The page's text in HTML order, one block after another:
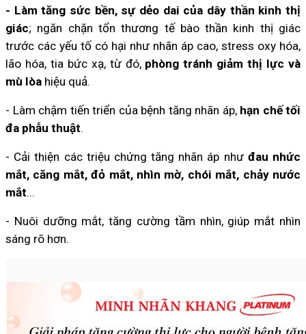
- Làm tăng sức bền, sự dẻo dai của dây thần kinh thị
giác; ngăn chặn tổn thương tế bào thần kinh thị giác
trước các yếu tố có hại như nhãn áp cao, stress oxy hóa,
lão hóa, tia bức xạ, từ đó, phòng tránh giảm thị lực và
mù lòa hiệu quả.
- Làm chậm tiến triển của bệnh tăng nhãn áp, hạn chế tối
đa phẫu thuật.
- Cải thiện các triệu chứng tăng nhãn áp như đau nhức
mắt, căng mắt, đỏ mắt, nhìn mờ, chói mắt, chảy nước
mắt...
- Nuôi dưỡng mắt, tăng cường tầm nhìn, giúp mắt nhìn
sáng rõ hơn.